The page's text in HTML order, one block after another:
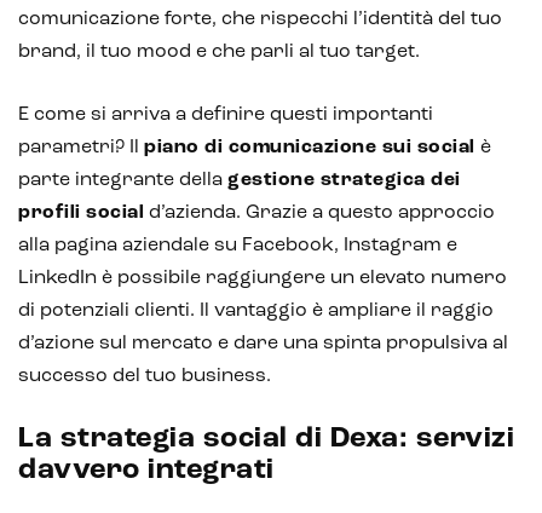
comunicazione forte, che rispecchi l’identità del tuo
brand, il tuo mood e che parli al tuo target.
E come si arriva a definire questi importanti
parametri? Il piano di comunicazione sui social è
parte integrante della gestione strategica dei
profili social d’azienda. Grazie a questo approccio
alla pagina aziendale su Facebook, Instagram e
LinkedIn è possibile raggiungere un elevato numero
di potenziali clienti. Il vantaggio è ampliare il raggio
d’azione sul mercato e dare una spinta propulsiva al
successo del tuo business.
La strategia social di Dexa: servizi
davvero integrati